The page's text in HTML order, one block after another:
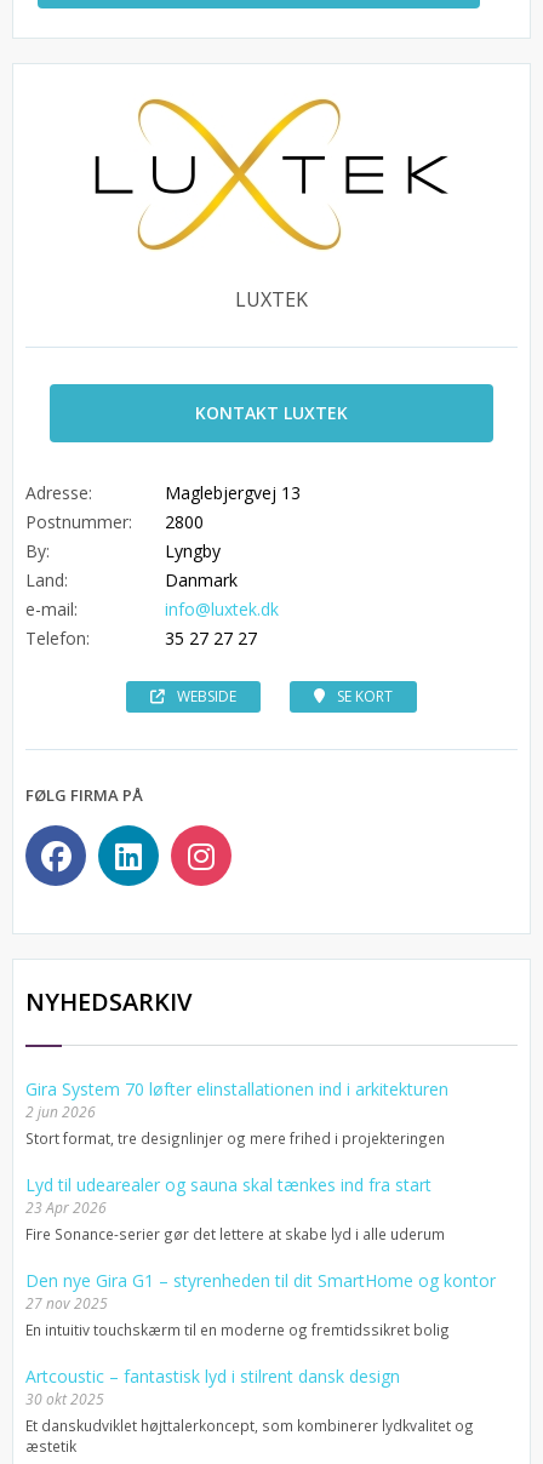
LUXTEK
KONTAKT LUXTEK
Adresse:
Maglebjergvej 13
Postnummer:
2800
By:
Lyngby
Land:
Danmark
e-mail:
info@luxtek.dk
Telefon:
35 27 27 27
WEBSIDE SE KORT
FØLG FIRMA PÅ
NYHEDSARKIV
Gira System 70 løfter elinstallationen ind i arkitekturen
2 jun 2026
Stort format, tre designlinjer og mere frihed i projekteringen
Lyd til udearealer og sauna skal tænkes ind fra start
23 Apr 2026
Fire Sonance-serier gør det lettere at skabe lyd i alle uderum
Den nye Gira G1 – styrenheden til dit SmartHome og kontor
27 nov 2025
En intuitiv touchskærm til en moderne og fremtidssikret bolig
Artcoustic – fantastisk lyd i stilrent dansk design
30 okt 2025
Et danskudviklet højttalerkoncept, som kombinerer lydkvalitet og
æstetik